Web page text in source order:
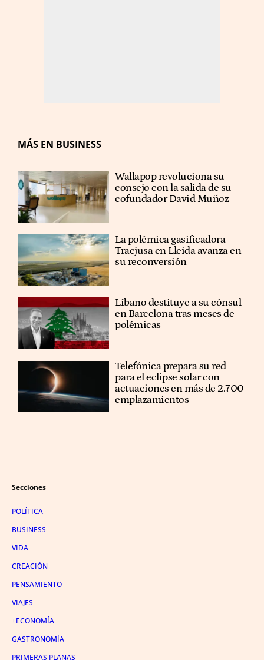
MÁS EN BUSINESS
Wallapop revoluciona su
consejo con la salida de su
cofundador David Muñoz
La polémica gasificadora
Tracjusa en Lleida avanza en
su reconversión
Líbano destituye a su cónsul
en Barcelona tras meses de
polémicas
Telefónica prepara su red
para el eclipse solar con
actuaciones en más de 2.700
emplazamientos
Secciones
POLÍTICA
BUSINESS
VIDA
CREACIÓN
PENSAMIENTO
VIAJES
+ECONOMÍA
GASTRONOMÍA
PRIMERAS PLANAS